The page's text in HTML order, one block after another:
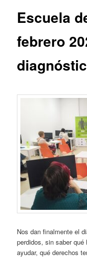
Escuela
febrero
Nos dan finalmente el
perdidos, sin saber qué
ayudar, qué derechos